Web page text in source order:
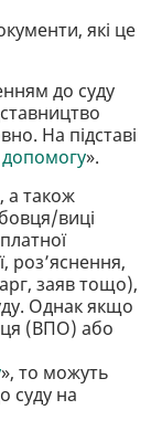
які це
до суду
На підставі
».
а також
виці
роз’яснення,
заяв тощо),
Однак якщо
(ВПО) або
», то можуть
суду на